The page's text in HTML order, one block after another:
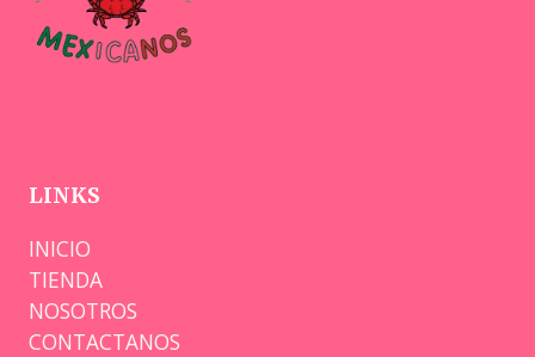
LINKS
INICIO
TIENDA
NOSOTROS
CONTACTANOS